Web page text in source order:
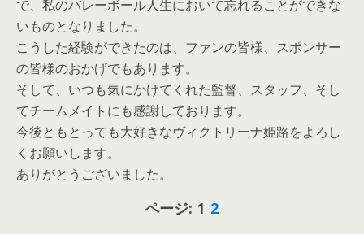
で、私のバレーボール人生において忘れることができな
いものとなりました。
こうした経験ができたのは、ファンの皆様、スポンサー
の皆様のおかげでもあります。
そして、いつも気にかけてくれた監督、スタッフ、そし
てチームメイトにも感謝しております。
今後ともとっても大好きなヴィクトリーナ姫路をよろし
くお願いします。
ありがとうございました。
ページ: 1 2